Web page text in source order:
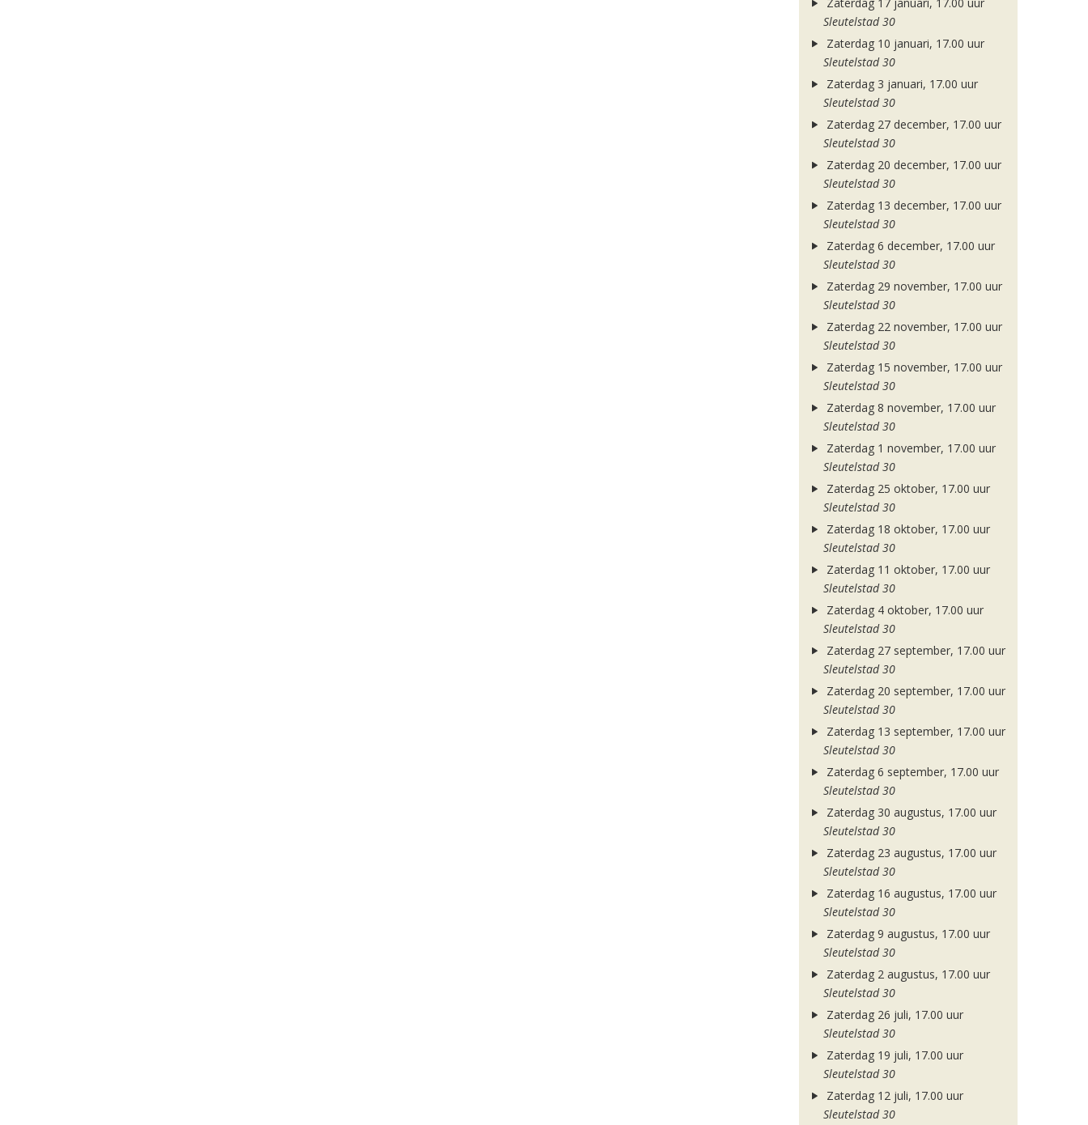
Sleutelstad 30
Zaterdag 10 januari, 17.00 uur
Sleutelstad 30
Zaterdag 3 januari, 17.00 uur
Sleutelstad 30
Zaterdag 27 december, 17.00 uur
Sleutelstad 30
Zaterdag 20 december, 17.00 uur
Sleutelstad 30
Zaterdag 13 december, 17.00 uur
Sleutelstad 30
Zaterdag 6 december, 17.00 uur
Sleutelstad 30
Zaterdag 29 november, 17.00 uur
Sleutelstad 30
Zaterdag 22 november, 17.00 uur
Sleutelstad 30
Zaterdag 15 november, 17.00 uur
Sleutelstad 30
Zaterdag 8 november, 17.00 uur
Sleutelstad 30
Zaterdag 1 november, 17.00 uur
Sleutelstad 30
Zaterdag 25 oktober, 17.00 uur
Sleutelstad 30
Zaterdag 18 oktober, 17.00 uur
Sleutelstad 30
Zaterdag 11 oktober, 17.00 uur
Sleutelstad 30
Zaterdag 4 oktober, 17.00 uur
Sleutelstad 30
Zaterdag 27 september, 17.00 uur
Sleutelstad 30
Zaterdag 20 september, 17.00 uur
Sleutelstad 30
Zaterdag 13 september, 17.00 uur
Sleutelstad 30
Zaterdag 6 september, 17.00 uur
Sleutelstad 30
Zaterdag 30 augustus, 17.00 uur
Sleutelstad 30
Zaterdag 23 augustus, 17.00 uur
Sleutelstad 30
Zaterdag 16 augustus, 17.00 uur
Sleutelstad 30
Zaterdag 9 augustus, 17.00 uur
Sleutelstad 30
Zaterdag 2 augustus, 17.00 uur
Sleutelstad 30
Zaterdag 26 juli, 17.00 uur
Sleutelstad 30
Zaterdag 19 juli, 17.00 uur
Sleutelstad 30
Zaterdag 12 juli, 17.00 uur
Sleutelstad 30